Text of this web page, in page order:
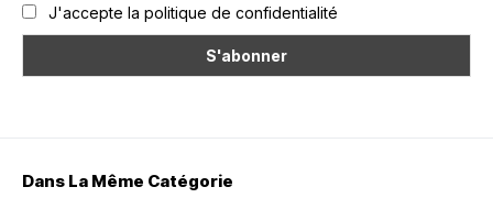
J'accepte la politique de confidentialité
Dans La Même Catégorie